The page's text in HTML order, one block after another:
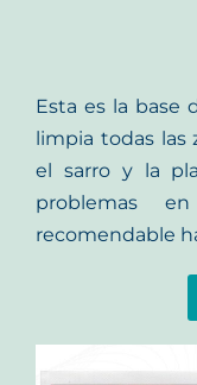
Esta es la base
limpia todas
el sarro y la
problemas
recomendable